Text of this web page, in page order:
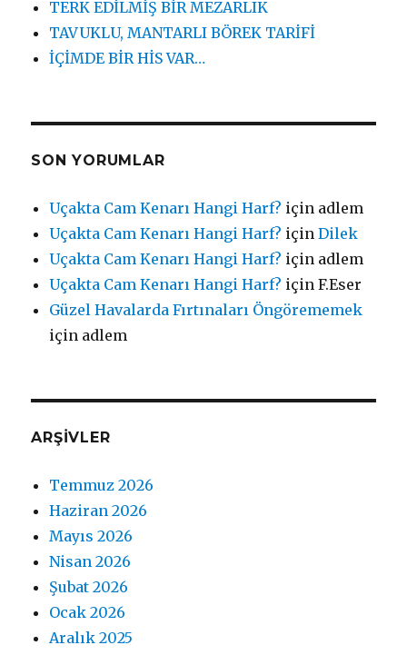
TERK EDİLMİŞ BİR MEZARLIK
TAVUKLU, MANTARLI BÖREK TARİFİ
İÇİMDE BİR HİS VAR…
SON YORUMLAR
Uçakta Cam Kenarı Hangi Harf? için adlem
Uçakta Cam Kenarı Hangi Harf? içinDilek
Uçakta Cam Kenarı Hangi Harf? için adlem
Uçakta Cam Kenarı Hangi Harf? içinF.Eser
Güzel Havalarda Fırtınaları Öngörememek
için adlem
ARŞIVLER
Temmuz 2026
Haziran 2026
Mayıs 2026
Nisan 2026
Şubat 2026
Ocak 2026
Aralık 2025